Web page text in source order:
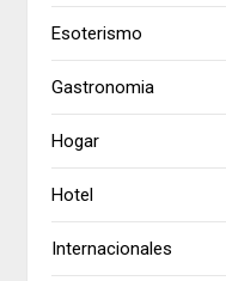
Esoterismo
Gastronomia
Hogar
Hotel
Internacionales